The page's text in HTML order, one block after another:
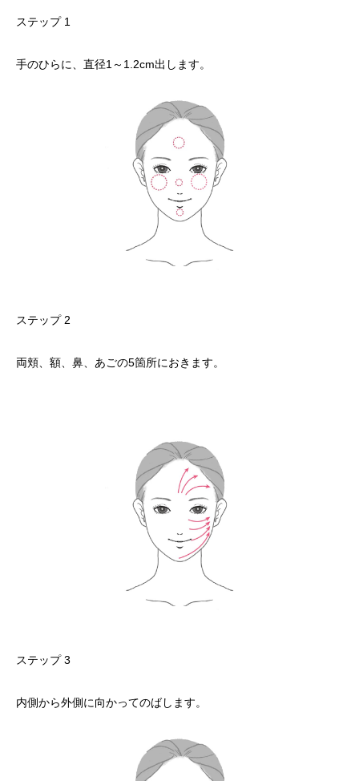
ステップ 1
手のひらに、直径1～1.2cm出します。
ステップ 2
両頬、額、鼻、あごの5箇所におきます。
ステップ 3
内側から外側に向かってのばします。